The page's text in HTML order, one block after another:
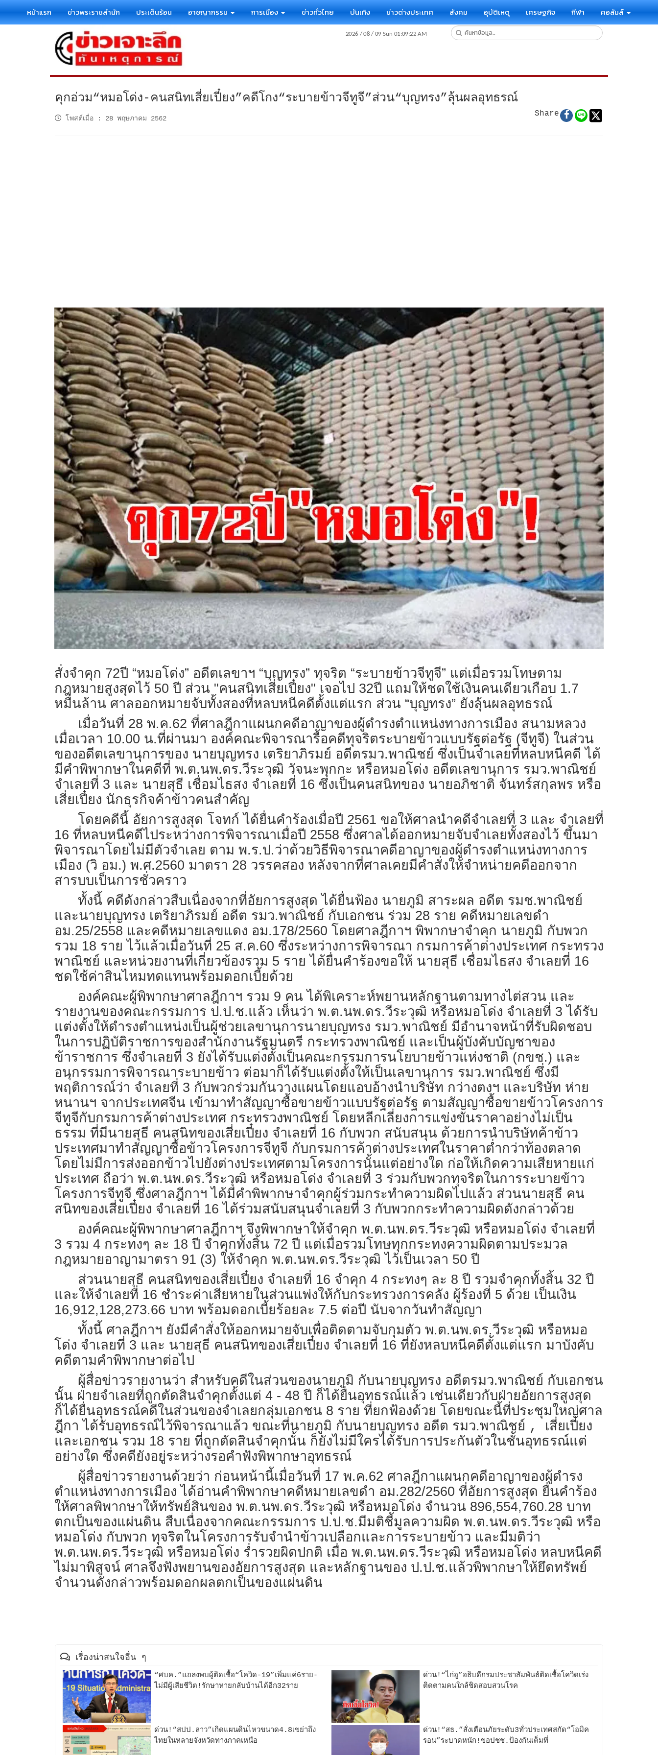
หน้าแรก ข่าวพระราชสำนัก ประเด็นร้อน อาชญากรรม การเมือง ข่าวทั่วไทย บันเทิง ข่าวต่างประเทศ สังคม อุบัติเหตุ เศรษฐกิจ กีฬา คอลัมส์
คุกอ่วม“หมอโด่ง-คนสนิทเสี่ยเปี๋ยง”คดีโกง“ระบายข้าวจีทูจี”ส่วน“บุญทรง”ลุ้นผลอุทธรณ์
โพสต์เมื่อ : 28 พฤษภาคม 2562
Share
สั่งจำคุก 72ปี “หมอโด่ง” อดีตเลขาฯ “บุญทรง” ทุจริต “ระบายข้าวจีทูจี” แต่เมื่อรวมโทษตาม
กฎหมายสูงสุดไว้ 50 ปี ส่วน "คนสนิทเสี่ยเปี๋ยง" เจอไป 32ปี แถมให้ชดใช้เงินคนเดียวเกือบ 1.7
หมื่นล้าน ศาลออกหมายจับทั้งสองที่หลบหนีคดีตั้งแต่แรก ส่วน “บุญทรง” ยังลุ้นผลอุทธรณ์
เมื่อวันที่ 28 พ.ค.62 ที่ศาลฎีกาแผนกคดีอาญาของผู้ดำรงตำแหน่งทางการเมือง สนามหลวง
เมื่อเวลา 10.00 น.ที่ผ่านมา องค์คณะพิจารณารื้อคดีทุจริตระบายข้าวแบบรัฐต่อรัฐ (จีทูจี) ในส่วน
ของอดีตเลขานุการของ นายบุญทรง เตริยาภิรมย์ อดีตรมว.พาณิชย์ ซึ่งเป็นจำเลยที่หลบหนีคดี ได้
มีคำพิพากษาในคดีที่ พ.ต.นพ.ดร.วีระวุฒิ วัจนะพุกกะ หรือหมอโด่ง อดีตเลขานุการ รมว.พาณิชย์
จำเลยที่ 3 และ นายสุธี เชื่อมไธสง จำเลยที่ 16 ซึ่งเป็นคนสนิทของ นายอภิชาติ จันทร์สกุลพร หรือ
เสี่ยเปี๋ยง นักธุรกิจค้าข้าวคนสำคัญ
โดยคดีนี้ อัยการสูงสุด โจทก์ ได้ยื่นคำร้องเมื่อปี 2561 ขอให้ศาลนำคดีจำเลยที่ 3 และ จำเลยที่
16 ที่หลบหนีคดีไประหว่างการพิจารณาเมื่อปี 2558 ซึ่งศาลได้ออกหมายจับจำเลยทั้งสองไว้ ขึ้นมา
พิจารณาโดยไม่มีตัวจำเลย ตาม พ.ร.ป.ว่าด้วยวิธีพิจารณาคดีอาญาของผู้ดำรงตำแหน่งทางการ
เมือง (วิ อม.) พ.ศ.2560 มาตรา 28 วรรคสอง หลังจากที่ศาลเคยมีคำสั่งให้จำหน่ายคดีออกจาก
สารบบเป็นการชั่วคราว
ทั้งนี้ คดีดังกล่าวสืบเนื่องจากที่อัยการสูงสุด ได้ยื่นฟ้อง นายภูมิ สาระผล อดีต รมช.พาณิชย์
และนายบุญทรง เตริยาภิรมย์ อดีต รมว.พาณิชย์ กับเอกชน ร่วม 28 ราย คดีหมายเลขดำ
อม.25/2558 และคดีหมายเลขแดง อม.178/2560 โดยศาลฎีกาฯ พิพากษาจำคุก นายภูมิ กับพวก
รวม 18 ราย ไว้แล้วเมื่อวันที่ 25 ส.ค.60 ซึ่งระหว่างการพิจารณา กรมการค้าต่างประเทศ กระทรวง
พาณิชย์ และหน่วยงานที่เกี่ยวข้องรวม 5 ราย ได้ยื่นคำร้องขอให้ นายสุธี เชื่อมไธสง จำเลยที่ 16
ชดใช้ค่าสินไหมทดแทนพร้อมดอกเบี้ยด้วย
องค์คณะผู้พิพากษาศาลฎีกาฯ รวม 9 คน ได้พิเคราะห์พยานหลักฐานตามทางไต่สวน และ
รายงานของคณะกรรมการ ป.ป.ช.แล้ว เห็นว่า พ.ต.นพ.ดร.วีระวุฒิ หรือหมอโด่ง จำเลยที่ 3 ได้รับ
แต่งตั้งให้ดำรงตำแหน่งเป็นผู้ช่วยเลขานุการนายบุญทรง รมว.พาณิชย์ มีอำนาจหน้าที่รับผิดชอบ
ในการปฏิบัติราชการของสำนักงานรัฐมนตรี กระทรวงพาณิชย์ และเป็นผู้บังคับบัญชาของ
ข้าราชการ ซึ่งจำเลยที่ 3 ยังได้รับแต่งตั้งเป็นคณะกรรมการนโยบายข้าวแห่งชาติ (กขช.) และ
อนุกรรมการพิจารณาระบายข้าว ต่อมาก็ได้รับแต่งตั้งให้เป็นเลขานุการ รมว.พาณิชย์ ซึ่งมี
พฤติการณ์ว่า จำเลยที่ 3 กับพวกร่วมกันวางแผนโดยแอบอ้างนำบริษัท กว่างตงฯ และบริษัท ห่าย
หนานฯ จากประเทศจีน เข้ามาทำสัญญาซื้อขายข้าวแบบรัฐต่อรัฐ ตามสัญญาซื้อขายข้าวโครงการ
จีทูจีกับกรมการค้าต่างประเทศ กระทรวงพาณิชย์ โดยหลีกเลี่ยงการแข่งขันราคาอย่างไม่เป็น
ธรรม ที่มีนายสุธี คนสนิทของเสี่ยเปี๋ยง จำเลยที่ 16 กับพวก สนับสนุน ด้วยการนำบริษัทค้าข้าว
ประเทศมาทำสัญญาซื้อข้าวโครงการจีทูจี กับกรมการค้าต่างประเทศในราคาต่ำกว่าท้องตลาด
โดยไม่มีการส่งออกข้าวไปยังต่างประเทศตามโครงการนั้นแต่อย่างใด ก่อให้เกิดความเสียหายแก่
ประเทศ ถือว่า พ.ต.นพ.ดร.วีระวุฒิ หรือหมอโด่ง จำเลยที่ 3 ร่วมกับพวกทุจริตในการระบายข้าว
โครงการจีทูจี ซึ่งศาลฎีกาฯ ได้มีคำพิพากษาจำคุกผู้ร่วมกระทำความผิดไปแล้ว ส่วนนายสุธี คน
สนิทของเสี่ยเปี๋ยง จำเลยที่ 16 ได้ร่วมสนับสนุนจำเลยที่ 3 กับพวกกระทำความผิดดังกล่าวด้วย
องค์คณะผู้พิพากษาศาลฎีกาฯ จึงพิพากษาให้จำคุก พ.ต.นพ.ดร.วีระวุฒิ หรือหมอโด่ง จำเลยที่
3 รวม 4 กระทงๆ ละ 18 ปี จำคุกทั้งสิ้น 72 ปี แต่เมื่อรวมโทษทุกกระทงความผิดตามประมวล
กฎหมายอาญามาตรา 91 (3) ให้จำคุก พ.ต.นพ.ดร.วีระวุฒิ ไว้เป็นเวลา 50 ปี
ส่วนนายสุธี คนสนิทของเสี่ยเปี๋ยง จำเลยที่ 16 จำคุก 4 กระทงๆ ละ 8 ปี รวมจำคุกทั้งสิ้น 32 ปี
และให้จำเลยที่ 16 ชำระค่าเสียหายในส่วนแพ่งให้กับกระทรวงการคลัง ผู้ร้องที่ 5 ด้วย เป็นเงิน
16,912,128,273.66 บาท พร้อมดอกเบี้ยร้อยละ 7.5 ต่อปี นับจากวันทำสัญญา
ทั้งนี้ ศาลฎีกาฯ ยังมีคำสั่งให้ออกหมายจับเพื่อติดตามจับกุมตัว พ.ต.นพ.ดร.วีระวุฒิ หรือหมอ
โด่ง จำเลยที่ 3 และ นายสุธี คนสนิทของเสี่ยเปี๋ยง จำเลยที่ 16 ที่ยังหลบหนีคดีตั้งแต่แรก มาบังคับ
คดีตามคำพิพากษาต่อไป
ผู้สื่อข่าวรายงานว่า สำหรับคดีในส่วนของนายภูมิ กับนายบุญทรง อดีตรมว.พาณิชย์ กับเอกชน
นั้น ฝ่ายจำเลยที่ถูกตัดสินจำคุกตั้งแต่ 4 - 48 ปี ก็ได้ยื่นอุทธรณ์แล้ว เช่นเดียวกับฝ่ายอัยการสูงสุด
ก็ได้ยื่นอุทธรณ์คดีในส่วนของจำเลยกลุ่มเอกชน 8 ราย ที่ยกฟ้องด้วย โดยขณะนี้ที่ประชุมใหญ่ศาล
ฎีกา ได้รับอุทธรณ์ไว้พิจารณาแล้ว ขณะที่นายภูมิ กับนายบุญทรง อดีต รมว.พาณิชย์ , เสี่ยเปี๋ยง
และเอกชน รวม 18 ราย ที่ถูกตัดสินจำคุกนั้น ก็ยังไม่มีใครได้รับการประกันตัวในชั้นอุทธรณ์แต่
อย่างใด ซึ่งคดียังอยู่ระหว่างรอคำฟังพิพากษาอุทธรณ์
ผู้สื่อข่าวรายงานด้วยว่า ก่อนหน้านี้เมื่อวันที่ 17 พ.ค.62 ศาลฎีกาแผนกคดีอาญาของผู้ดำรง
ตำแหน่งทางการเมือง ได้อ่านคำพิพากษาคดีหมายเลขดำ อม.282/2560 ที่อัยการสูงสุด ยื่นคำร้อง
ให้ศาลพิพากษาให้ทรัพย์สินของ พ.ต.นพ.ดร.วีระวุฒิ หรือหมอโด่ง จำนวน 896,554,760.28 บาท
ตกเป็นของแผ่นดิน สืบเนื่องจากคณะกรรมการ ป.ป.ช.มีมติชี้มูลความผิด พ.ต.นพ.ดร.วีระวุฒิ หรือ
หมอโด่ง กับพวก ทุจริตในโครงการรับจำนำข้าวเปลือกและการระบายข้าว และมีมติว่า
พ.ต.นพ.ดร.วีระวุฒิ หรือหมอโด่ง ร่ำรวยผิดปกติ เมื่อ พ.ต.นพ.ดร.วีระวุฒิ หรือหมอโด่ง หลบหนีคดี
ไม่มาพิสูจน์ ศาลจึงฟังพยานของอัยการสูงสุด และหลักฐานของ ป.ป.ช.แล้วพิพากษาให้ยึดทรัพย์
จำนวนดังกล่าวพร้อมดอกผลตกเป็นของแผ่นดิน
เรื่องน่าสนใจอื่น ๆ
“ศบค.”แถลงพบผู้ติดเชื้อ“โควิด-19”เพิ่มแค่6ราย-
ไม่มีผู้เสียชีวิต!รักษาหายกลับบ้านได้อีก32ราย
ด่วน!“ไก่อู”อธิบดีกรมประชาสัมพันธ์ติดเชื้อโควิดเร่ง
ติดตามคนใกล้ชิดสอบสวนโรค
ด่วน!“สปป.ลาว”เกิดแผนดินไหวขนาด4.8เขย่าถึง
ไทยในหลายจังหวัดทางภาคเหนือ
ด่วน!“สธ.”สั่งเตือนภัยระดับ3ทั่วประเทศสกัด“โอมิค
รอน”ระบาดหนัก!ขอปชช.ป้องกันเต็มที่